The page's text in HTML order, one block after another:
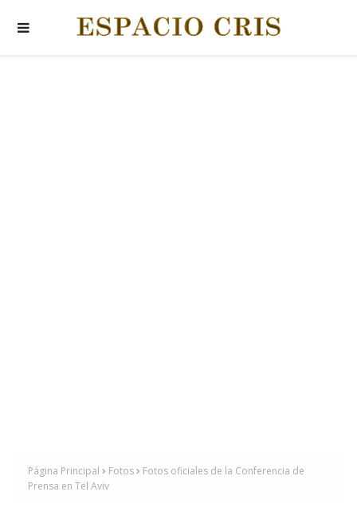
Página Principal Fotos
Fotos oficiales de la Conferencia de
Prensa en Tel Aviv